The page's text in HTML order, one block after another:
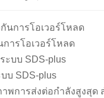
ารโอเวอร์โหลด
บ SDS-plus
พการส่งต่อกำลังสูงสุด